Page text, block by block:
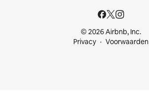
© 2026 Airbnb, Inc.
Privacy
Voorwaarden